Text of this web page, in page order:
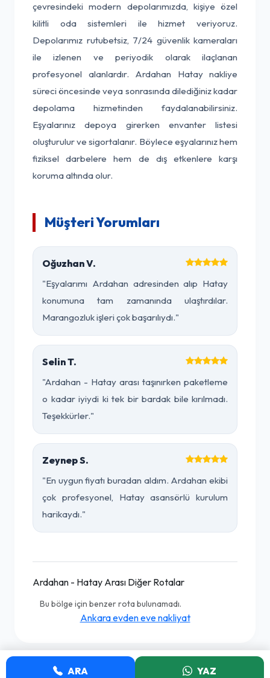
çevresindeki modern depolarımızda, kişiye özel
kilitli oda sistemleri ile hizmet veriyoruz.
Depolarımız rutubetsiz, 7/24 güvenlik kameraları
ile izlenen ve periyodik olarak ilaçlanan
profesyonel alanlardır. Ardahan Hatay nakliye
süreci öncesinde veya sonrasında dilediğiniz kadar
depolama hizmetinden faydalanabilirsiniz.
Eşyalarınız depoya girerken envanter listesi
oluşturulur ve sigortalanır. Böylece eşyalarınız hem
fiziksel darbelere hem de dış etkenlere karşı
koruma altında olur.
Müşteri Yorumları
Oğuzhan V.
"Eşyalarımı Ardahan adresinden alıp Hatay
konumuna tam zamanında ulaştırdılar.
Marangozluk işleri çok başarılıydı."
Selin T.
"Ardahan - Hatay arası taşınırken paketleme
o kadar iyiydi ki tek bir bardak bile kırılmadı.
Teşekkürler."
Zeynep S.
"En uygun fiyatı buradan aldım. Ardahan ekibi
çok profesyonel, Hatay asansörlü kurulum
harikaydı."
Ardahan - Hatay Arası Diğer Rotalar
Bu bölge için benzer rota bulunamadı.
Ankara evden eve nakliyat
ARA YAZ